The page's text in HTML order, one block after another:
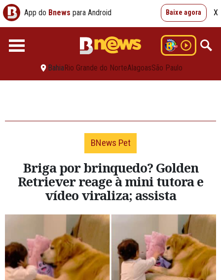
App do Bnews para Android Baixe agora X
BahiaRio Grande do NorteAlagoasSão Paulo
BNews Pet
Briga por brinquedo? Golden
Retriever reage à mini tutora e
vídeo viraliza; assista